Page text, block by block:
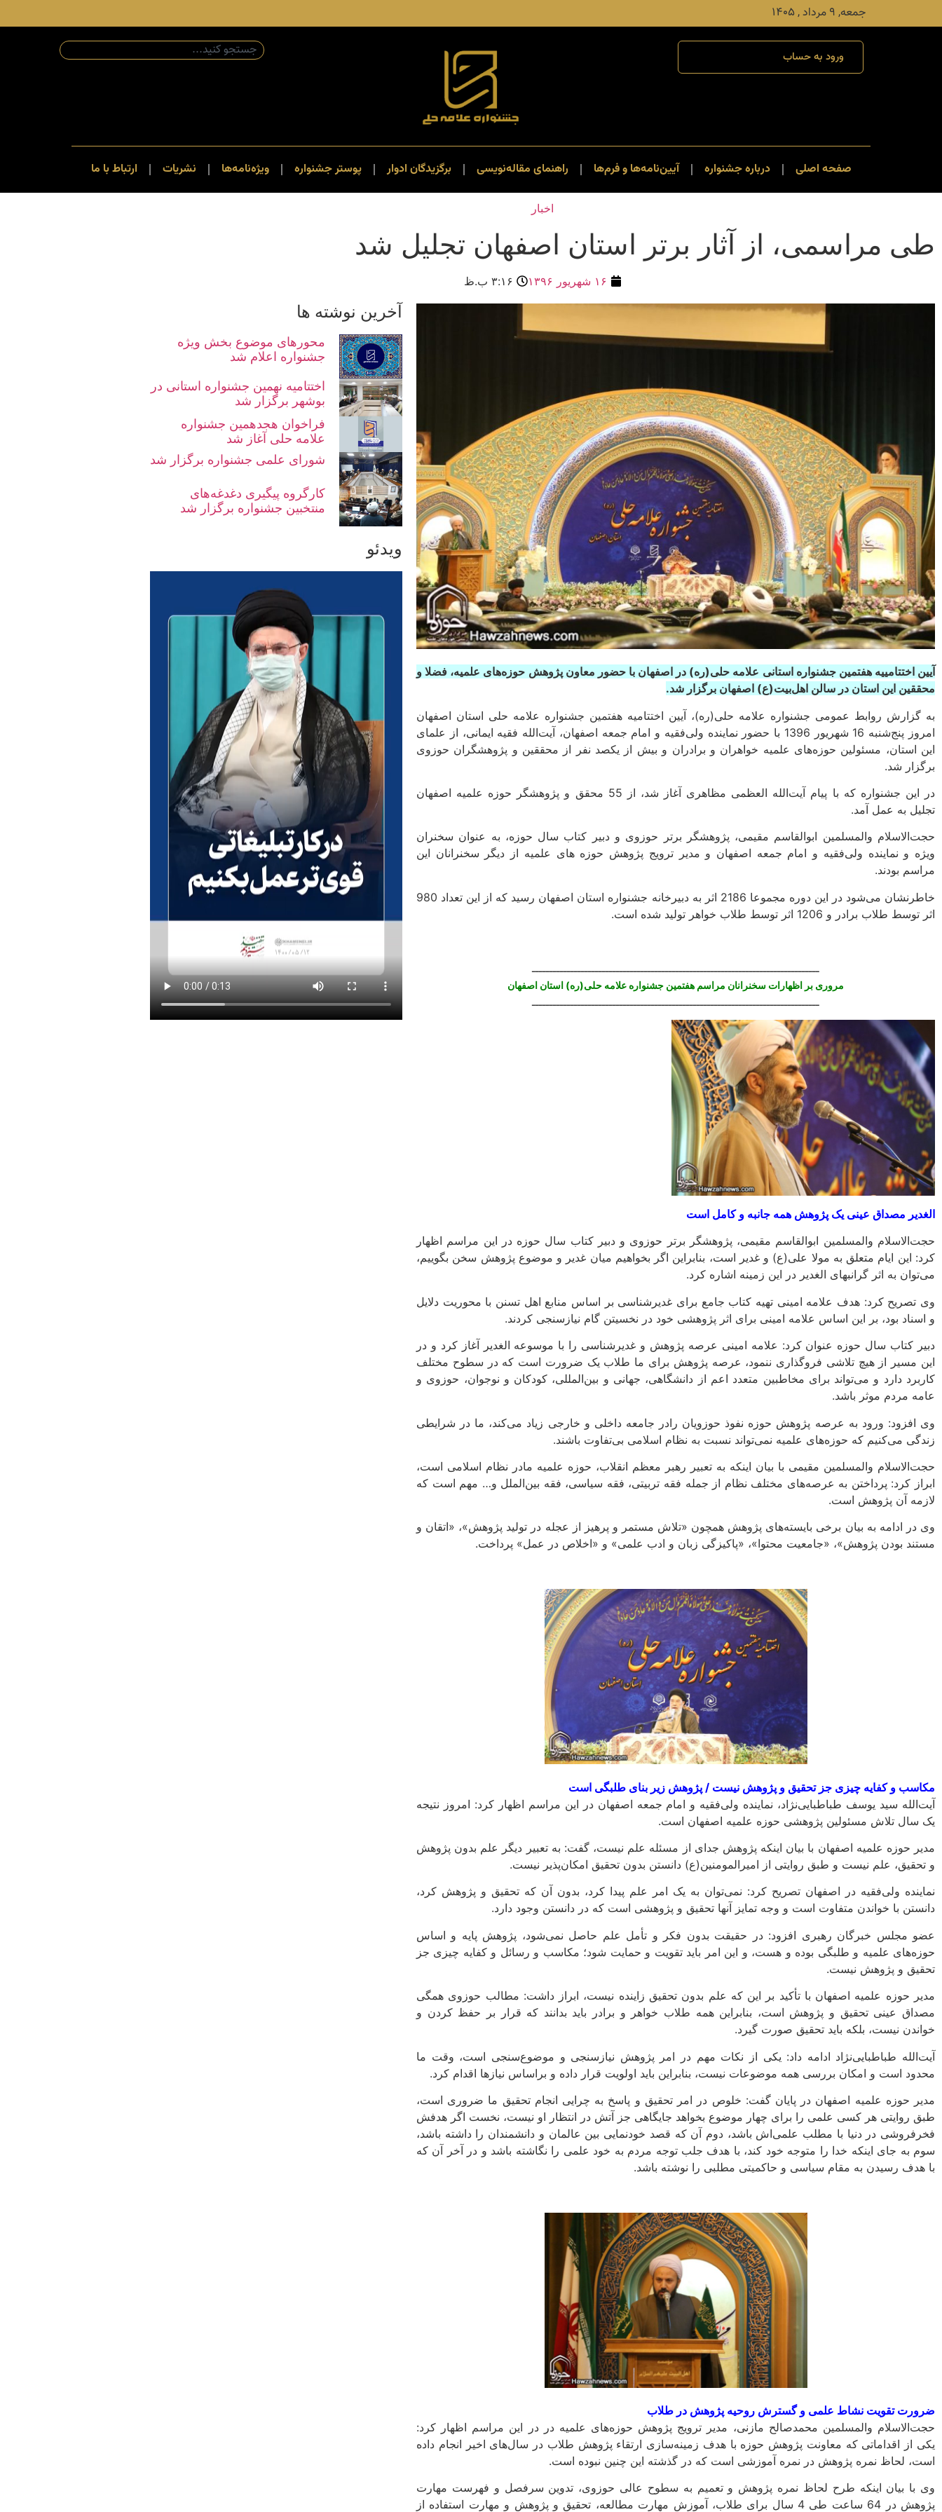
جمعه, ۹ مرداد , ۱۴۰۵
ورود به حساب
صفحه اصلی درباره جشنواره آیین‌نامه‌ها و فرم‌ها راهنمای مقاله‌نویسی برگزیدگان ادوار پوستر جشنواره ویژه‌نامه‌ها نشریات ارتباط با ما
اخبار
طی مراسمی، از آثار برتر استان اصفهان تجلیل شد
۱۶ شهریور ۱۳۹۶ ۳:۱۶ ب.ظ
آیین اختتامییه هفتمین جشنواره استانی علامه حلی(ره) در اصفهان با حضور معاون پژوهش حوزه‌های علمیه، فضلا و
محققین این استان در سالن اهل‌بیت(ع) اصفهان برگزار شد.
به گزارش روابط عمومی جشنواره علامه حلی(ره)، آیین اختتامیه هفتمین جشنواره علامه حلی استان اصفهان
امروز پنج‌شنبه 16 شهریور 1396 با حضور نماینده ولی‌فقیه و امام جمعه اصفهان، آیت‌الله فقیه ایمانی، از علمای
این استان، مسئولین حوزه‌های علمیه خواهران و برادران و بیش از یکصد نفر از محققین و پژوهشگران حوزوی
برگزار شد.
در این جشنواره که با پیام آیت‌الله العظمی مظاهری آغاز شد، از 55 محقق و پژوهشگر حوزه علمیه اصفهان
تجلیل به عمل آمد.
حجت‌الاسلام والمسلمین ابوالقاسم مقیمی، پژوهشگر برتر حوزوی و دبیر کتاب سال حوزه، به عنوان سخنران
ویژه و نماینده ولی‌فقیه و امام جمعه اصفهان و مدیر ترویج پژوهش حوزه های علمیه از دیگر سخنرانان این
مراسم بودند.
خاطرنشان می‌شود در این دوره مجموعا 2186 اثر به دبیرخانه جشنواره استان اصفهان رسید که از این تعداد 980
اثر توسط طلاب برادر و 1206 اثر توسط طلاب خواهر تولید شده است.
ــــــــــــــــــــــــــــــــــــــــــــــــــــــــــــــــــــــــــــــــــ
مروری بر اظهارات سخنرانان مراسم هفتمین جشنواره علامه حلی(ره) استان اصفهان
ــــــــــــــــــــــــــــــــــــــــــــــــــــــــــــــــــــــــــــــــــ
الغدیر مصداق عینی یک پژوهش همه جانبه و کامل است
حجت‌الاسلام والمسلمین ابوالقاسم مقیمی، پژوهشگر برتر حوزوی و دبیر کتاب سال حوزه در این مراسم اظهار
کرد: این ایام متعلق به مولا علی(ع) و غدیر است، بنابراین اگر بخواهیم میان غدیر و موضوع پژوهش سخن بگوییم،
می‌توان به اثر گرانبهای الغدیر در این زمینه اشاره کرد.
وی تصریح کرد: هدف علامه امینی تهیه کتاب جامع برای غدیرشناسی بر اساس منابع اهل تسنن با محوریت دلایل
و اسناد بود، بر این اساس علامه امینی برای اثر پژوهشی خود در نخسیتن گام نیازسنجی کردند.
دبیر کتاب سال حوزه عنوان کرد: علامه امینی عرصه پژوهش و غدیرشناسی را با موسوعه الغدیر آغاز کرد و در
این مسیر از هیچ تلاشی فروگذاری ننمود، عرصه پژوهش برای ما طلاب یک ضرورت است که در سطوح مختلف
کاربرد دارد و می‌تواند برای مخاطبین متعدد اعم از دانشگاهی، جهانی و بین‌المللی، کودکان و نوجوان، حوزوی و
عامه مردم موثر باشد.
وی افزود: ورود به عرصه پژوهش حوزه نفوذ حوزویان رادر جامعه داخلی و خارجی زیاد می‌کند، ما در شرایطی
زندگی می‌کنیم که حوزه‌های علمیه نمی‌تواند نسبت به نظام اسلامی بی‌تفاوت باشند.
حجت‌الاسلام والمسلمین مقیمی با بیان اینکه به تعبیر رهبر معظم انقلاب، حوزه علمیه مادر نظام اسلامی است،
ابراز کرد: پرداختن به عرصه‌های مختلف نظام از جمله فقه تربیتی، فقه سیاسی، فقه بین‌الملل و… مهم است که
لازمه آن پژوهش است.
وی در ادامه به بیان برخی بایسته‌های پژوهش همچون «تلاش مستمر و پرهیز از عجله در تولید پژوهش»، «اتقان و
مستند بودن پژوهش»، «جامعیت محتوا»، «پاکیزگی زبان و ادب علمی» و «اخلاص در عمل» پرداخت.
مکاسب و کفایه چیزی جز تحقیق و پژوهش نیست / پژوهش زیر بنای طلبگی است
آیت‌الله سید یوسف طباطبایی‌‌نژاد، نماینده ولی‌فقیه و امام جمعه اصفهان در این مراسم اظهار کرد: امروز نتیجه
یک سال تلاش مسئولین پژوهشی حوزه علمیه اصفهان است.
مدیر حوزه علمیه اصفهان با بیان اینکه پژوهش جدای از مسئله علم نیست، گفت: به تعبیر دیگر علم بدون پژوهش
و تحقیق، علم نیست و طبق روایتی از امیرالمومنین(ع) دانستن بدون تحقیق امکان‌پذیر نیست.
نماینده ولی‌فقیه در اصفهان تصریح کرد: نمی‌توان به یک امر علم پیدا کرد، بدون آن که تحقیق و پژوهش کرد،
دانستن با خواندن متفاوت است و وجه تمایز آنها تحقیق و پژوهشی است که در دانستن وجود دارد.
عضو مجلس خبرگان رهبری افزود: در حقیقت بدون فکر و تأمل علم حاصل نمی‌شود، پژوهش پایه و اساس
حوزه‌های علمیه و طلبگی بوده و هست، و این امر باید تقویت و حمایت شود؛ مکاسب و رسائل و کفایه چیزی جز
تحقیق و پژوهش نیست.
مدیر حوزه علمیه اصفهان با تأکید بر این که علم بدون تحقیق زاینده نیست، ابراز داشت: مطالب حوزوی همگی
مصداق عینی تحقیق و پژوهش است، بنابراین همه طلاب خواهر و برادر باید بدانند که قرار بر حفظ کردن و
خواندن نیست، بلکه باید تحقیق صورت گیرد.
آیت‌الله طباطبایی‌نژاد ادامه داد: یکی از نکات مهم در امر پژوهش نیازسنجی و موضوع‌سنجی است، وقت ما
محدود است و امکان بررسی همه موضوعات نیست، بنابراین باید اولویت قرار داده و براساس نیازها اقدام کرد.
مدیر حوزه علمیه اصفهان در پایان گفت: خلوص در امر تحقیق و پاسخ به چرایی انجام تحقیق ما ضروری است،
طبق روایتی هر کسی علمی را برای چهار موضوع بخواهد جایگاهی جز آتش در انتظار او نیست، نخست اگر هدفش
فخرفروشی در دنیا با مطلب علمی‌اش باشد، دوم آن که قصد خودنمایی بین عالمان و دانشمندان را داشته باشد،
سوم به جای اینکه خدا را متوجه خود کند، با هدف جلب توجه مردم به خود علمی را نگاشته باشد و در آخر آن که
با هدف رسیدن به مقام سیاسی و حاکمیتی مطلبی را نوشته باشد.
ضرورت تقویت نشاط علمی و گسترش روحیه پژوهش در طلاب
حجت‌الاسلام والمسلمین محمدصالح مازنی، مدیر ترویج پژوهش حوزه‌های علمیه در در این مراسم اظهار کرد:
یکی از اقداماتی که معاونت پژوهش حوزه با هدف زمینه‌سازی ارتقاء پژوهش طلاب در سال‌های اخیر انجام داده
است، لحاظ نمره پژوهش در نمره آموزشی است که در گذشته این چنین نبوده است.
وی با بیان اینکه طرح لحاظ نمره پژوهش و تعمیم به سطوح عالی حوزوی، تدوین سرفصل و فهرست مهارت
پژوهش در 64 ساعت طی 4 سال برای طلاب، آموزش مهارت مطالعه، تحقیق و پژوهش و مهارت استفاده از
آخرین نوشته ها
محورهای موضوع بخش ویژه
جشنواره اعلام شد
اختتامیه نهمین جشنواره استانی در
بوشهر برگزار شد
فراخوان هجدهمین جشنواره
علامه حلی آغاز شد
شورای علمی جشنواره برگزار شد
کارگروه پیگیری دغدغه‌های
منتخبین جشنواره برگزار شد
ویدئو